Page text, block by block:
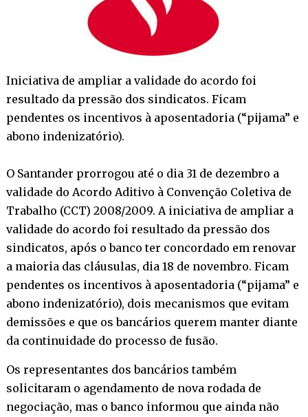
Iniciativa de ampliar a validade do acordo foi
resultado da pressão dos sindicatos. Ficam
pendentes os incentivos à aposentadoria (“pijama” e
abono indenizatório).
O Santander prorrogou até o dia 31 de dezembro a
validade do Acordo Aditivo à Convenção Coletiva de
Trabalho (CCT) 2008/2009. A iniciativa de ampliar a
validade do acordo foi resultado da pressão dos
sindicatos, após o banco ter concordado em renovar
a maioria das cláusulas, dia 18 de novembro. Ficam
pendentes os incentivos à aposentadoria (“pijama” e
abono indenizatório), dois mecanismos que evitam
demissões e que os bancários querem manter diante
da continuidade do processo de fusão.
Os representantes dos bancários também
solicitaram o agendamento de nova rodada de
negociação, mas o banco informou que ainda não